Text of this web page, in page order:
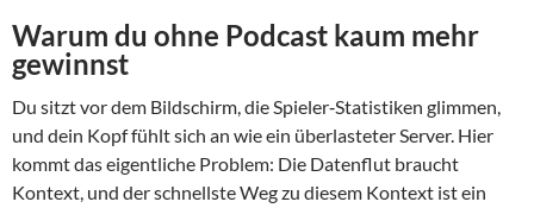
Warum du ohne Podcast kaum mehr
gewinnst
Du sitzt vor dem Bildschirm, die Spieler‑Statistiken glimmen,
und dein Kopf fühlt sich an wie ein überlasteter Server. Hier
kommt das eigentliche Problem: Die Datenflut braucht
Kontext, und der schnellste Weg zu diesem Kontext ist ein